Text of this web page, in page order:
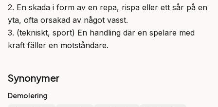
2. En skada i form av en repa, rispa eller ett sår på en
yta, ofta orsakad av något vasst.
3. (tekniskt, sport) En handling där en spelare med
kraft fäller en motståndare.
Synonymer
Demolering